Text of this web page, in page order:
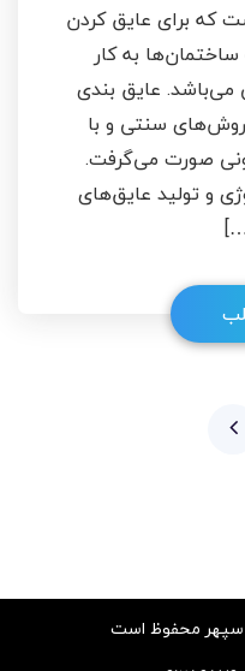
که برای عایق کردن
به کار
می‌باشد. عایق بندی
سنتی و با
صورت می‌گرفت.
و تولید عایق‌های
سپهر محفوظ است